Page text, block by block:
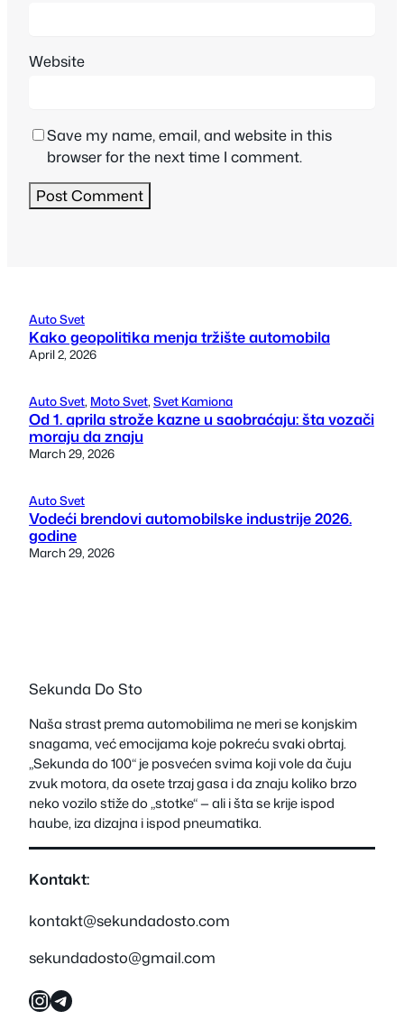
Website
Save my name, email, and website in this
browser for the next time I comment.
Auto Svet
Kako geopolitika menja tržište automobila
April 2, 2026
Auto Svet, Moto Svet, Svet Kamiona
Od 1. aprila strože kazne u saobraćaju: šta vozači
moraju da znaju
March 29, 2026
Auto Svet
Vodeći brendovi automobilske industrije 2026.
godine
March 29, 2026
Sekunda Do Sto
Naša strast prema automobilima ne meri se konjskim
snagama, već emocijama koje pokreću svaki obrtaj.
„Sekunda do 100“ je posvećen svima koji vole da čuju
zvuk motora, da osete trzaj gasa i da znaju koliko brzo
neko vozilo stiže do „stotke“ — ali i šta se krije ispod
haube, iza dizajna i ispod pneumatika.
Kontakt:
kontakt@sekundadosto.com
sekundadosto@gmail.com
InstagramTelegram